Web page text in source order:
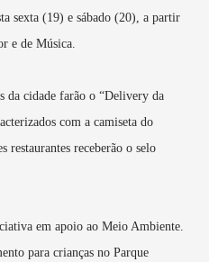
sexta (19) e sábado (20), a partir
e de Música.
da cidade farão o “Delivery da
com a camiseta do
restaurantes receberão o selo
em apoio ao Meio Ambiente.
para crianças no Parque